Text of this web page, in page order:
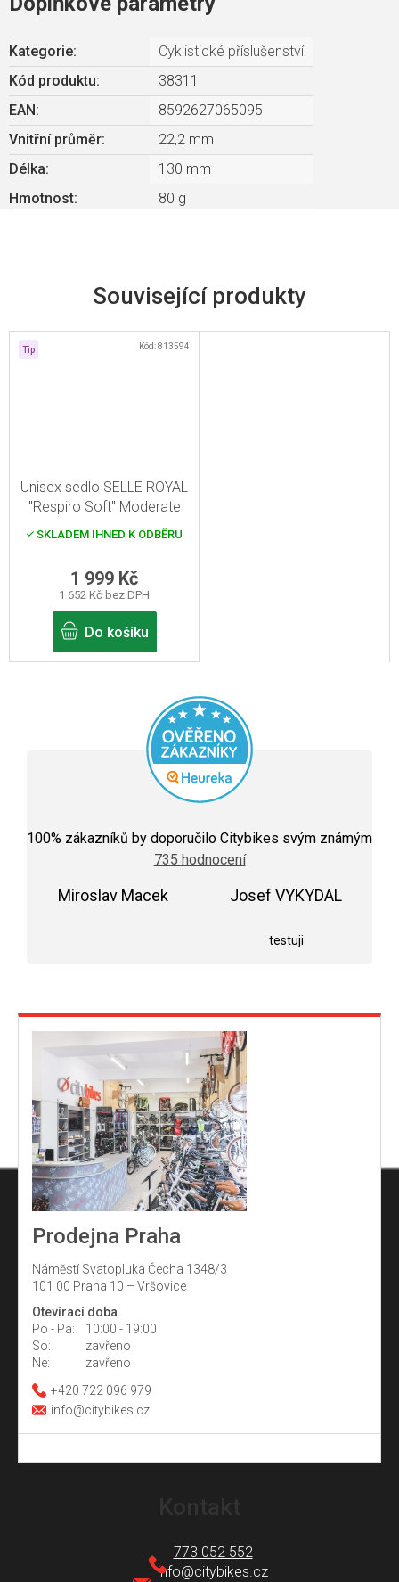
Související produkty
Tip
Unisex sedlo SELLE ROYAL
"Respiro Soft" Moderate
SKLADEM IHNED K ODBĚRU
1 652 Kč bez DPH
1 999 Kč
Do košíku
Kód:813594
Kategorie:
Cyklistické příslušenství
Kód produktu:
38311
EAN:
8592627065095
Vnitřní průměr:
22,2 mm
Délka:
130 mm
Hmotnost: 80 g
hodnocení
obchodu
je
100% zákazníků by doporučilo Citybikes svým známým
735 hodnocení
Miroslav Macek Josef VYKYDAL
testuji
Prodejna Praha
Náměstí Svatopluka Čecha 1348/3
101 00 Praha 10 – Vršovice
Otevírací doba
Po - Pá:
10:00 - 19:00
So:
zavřeno
Ne:
zavřeno
+420 722 096 979
info@citybikes.cz
info@citybikes.cz
773 052 552